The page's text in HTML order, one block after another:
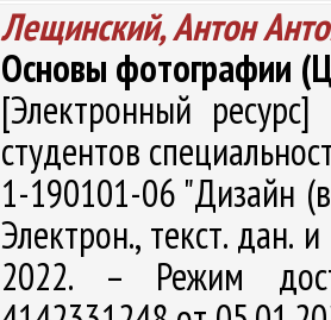
Лещинский, Антон
Основы фотографии
[Электронный
студентов
1-190101-06 "Дизайн
Электрон., текст. дан.
2022. – Режим